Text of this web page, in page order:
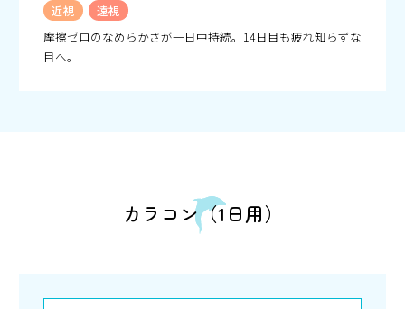
近視
遠視
摩擦ゼロのなめらかさが一日中持続。14日目も疲れ知らずな
目へ。
カラコン（1日用）